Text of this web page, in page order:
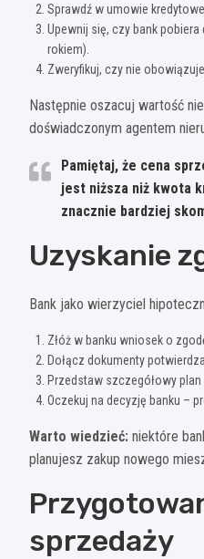
Sprawdź w umowie
Upewnij się, czy bank
rokiem).
Zweryfikuj, czy nie
Następnie oszacuj wartość
doświadczonym agentem
Pamiętaj, że cena
jest niższa niż kwota
znacznie bardziej
Uzyskanie
Bank jako wierzyciel
Złóż w banku wniosek o
Dołącz dokumenty
Przedstaw szczegółowy plan
Oczekuj na decyzję banku –
Warto wiedzieć: niektóre
planujesz zakup nowego
sprzedaży